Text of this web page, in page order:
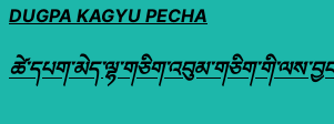
DUGPA KAGYU PECHA